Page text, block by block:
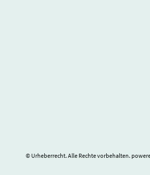
© Urheberrecht. Alle Rechte vorbehalten.